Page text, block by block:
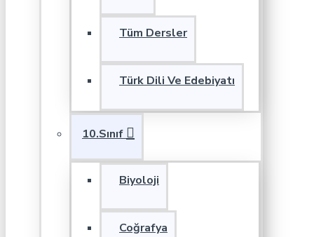
Tüm Dersler
Türk Dili Ve Edebiyatı
10.Sınıf
Biyoloji
Coğrafya